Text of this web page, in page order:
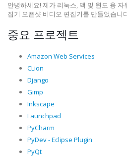
안녕하세요! 제가 리눅스, 맥 및 윈도 용
집기 오픈샷 비디오 편집기를 만들었습니
중요 프로젝트
Amazon Web Services
CLion
Django
Gimp
Inkscape
Launchpad
PyCharm
PyDev - Eclipse Plugin
PyQt